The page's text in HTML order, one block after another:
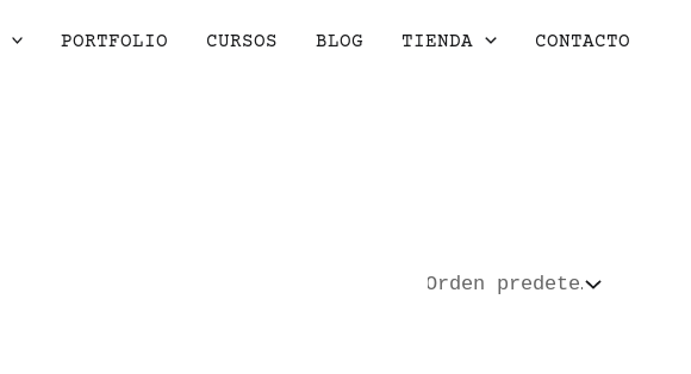
PORTFOLIO CURSOS BLOG TIENDA CONTACTO